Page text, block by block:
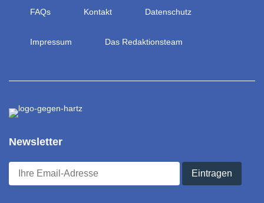
FAQs Kontakt Datenschutz
Impressum Das Redaktionsteam
Newsletter